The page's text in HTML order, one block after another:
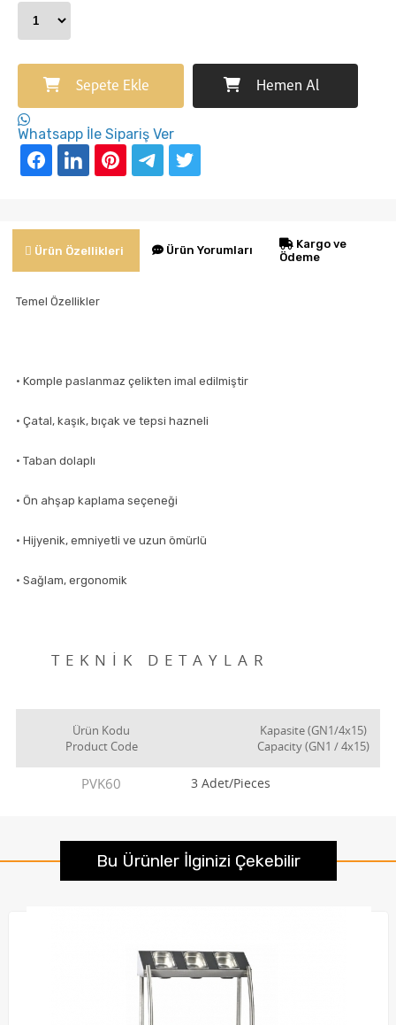
Sepete Ekle Hemen Al
Whatsapp İle Sipariş Ver
Ürün Özellikleri Ürün Yorumları
Kargo ve
Ödeme
Temel Özellikler
• Komple paslanmaz çelikten imal edilmiştir
• Çatal, kaşık, bıçak ve tepsi hazneli
• Taban dolaplı
• Ön ahşap kaplama seçeneği
• Hijyenik, emniyetli ve uzun ömürlü
• Sağlam, ergonomik
TEKNİK DETAYLAR
Ürün Kodu
Product Code
Kapasite (GN1/4x15)
Capacity (GN1 / 4x15)
PVK60 3 Adet/Pieces
Bu Ürünler İlginizi Çekebilir